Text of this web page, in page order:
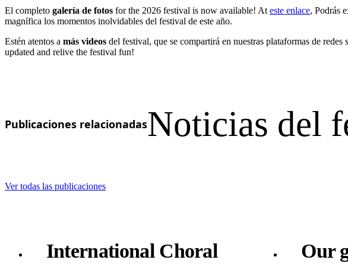
El completo galería de fotos for the 2026 festival is now available! At este enlace, Podrás
magnífica los momentos inolvidables del festival de este año.
Estén atentos a más videos del festival, que se compartirá en nuestras plataformas de
updated and relive the festival fun!
Publicaciones relacionadasNoticias del
Ver todas las publicaciones
International Choral
Our